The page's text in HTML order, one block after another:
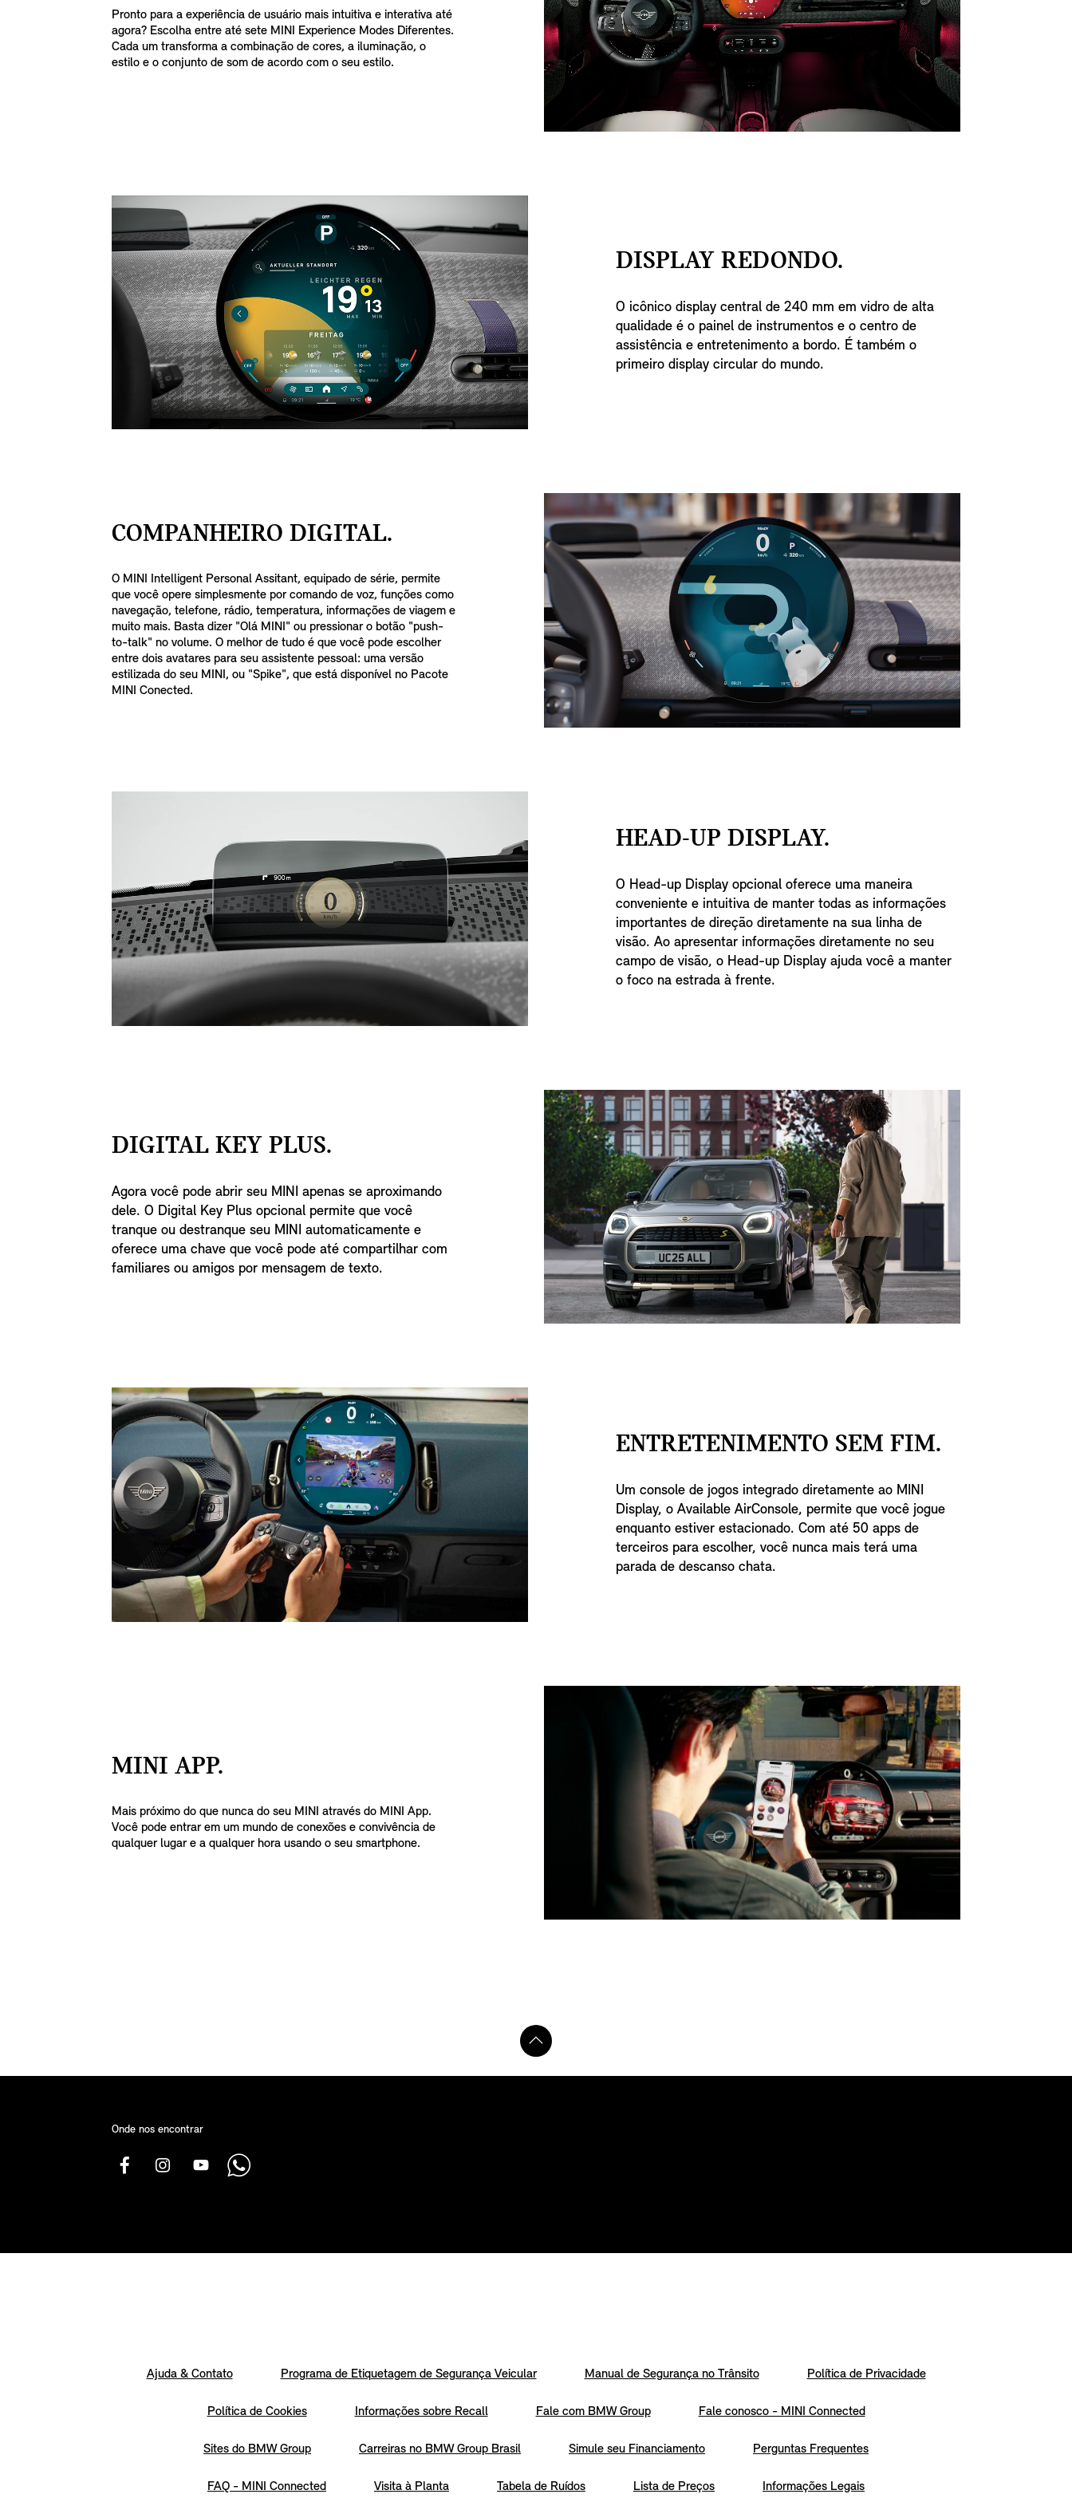
Pronto para a experiência de usuário mais intuitiva e interativa até
agora? Escolha entre até sete MINI Experience Modes Diferentes.
Cada um transforma a combinação de cores, a iluminação, o
estilo e o conjunto de som de acordo com o seu estilo.
DISPLAY REDONDO.
O icônico display central de 240 mm em vidro de alta
qualidade é o painel de instrumentos e o centro de
assistência e entretenimento a bordo. É também o
primeiro display circular do mundo.
COMPANHEIRO DIGITAL.
O MINI Intelligent Personal Assitant, equipado de série, permite
que você opere simplesmente por comando de voz, funções como
navegação, telefone, rádio, temperatura, informações de viagem e
muito mais. Basta dizer "Olá MINI" ou pressionar o botão "push-
to-talk" no volume. O melhor de tudo é que você pode escolher
entre dois avatares para seu assistente pessoal: uma versão
estilizada do seu MINI, ou "Spike", que está disponível no Pacote
MINI Conected.
HEAD-UP DISPLAY.
O Head-up Display opcional oferece uma maneira
conveniente e intuitiva de manter todas as informações
importantes de direção diretamente na sua linha de
visão. Ao apresentar informações diretamente no seu
campo de visão, o Head-up Display ajuda você a manter
o foco na estrada à frente.
DIGITAL KEY PLUS.
Agora você pode abrir seu MINI apenas se aproximando
dele. O Digital Key Plus opcional permite que você
tranque ou destranque seu MINI automaticamente e
oferece uma chave que você pode até compartilhar com
familiares ou amigos por mensagem de texto.
ENTRETENIMENTO SEM FIM.
Um console de jogos integrado diretamente ao MINI
Display, o Available AirConsole, permite que você jogue
enquanto estiver estacionado. Com até 50 apps de
terceiros para escolher, você nunca mais terá uma
parada de descanso chata.
MINI APP.
Mais próximo do que nunca do seu MINI através do MINI App.
Você pode entrar em um mundo de conexões e convivência de
qualquer lugar e a qualquer hora usando o seu smartphone.
Onde nos encontrar
Ajuda & Contato Programa de Etiquetagem de Segurança Veicular Manual de Segurança no Trânsito Política de Privacidade
Política de Cookies Informações sobre Recall Fale com BMW Group Fale conosco - MINI Connected
Sites do BMW Group Carreiras no BMW Group Brasil Simule seu Financiamento Perguntas Frequentes
FAQ - MINI Connected Visita à Planta Tabela de Ruídos Lista de Preços Informações Legais